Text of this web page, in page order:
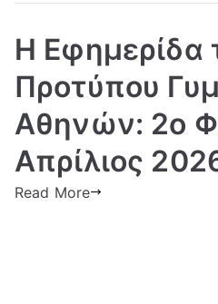
Η Εφημερίδα
Προτύπου
Αθηνών: 2ο
Απρίλιος
Read More